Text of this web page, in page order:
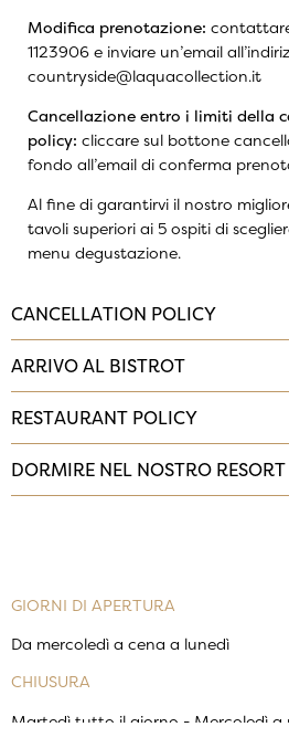
Modifica prenotazione:
1123906 e inviare un’email
countryside@laquacollection.it
Cancellazione entro i limiti della
policy: cliccare sul bottone
fondo all’email di conferma
Al fine di garantirvi il nostro
tavoli superiori ai 5 ospiti di
menu degustazione.
CANCELLATION POLICY
ARRIVO AL BISTROT
RESTAURANT POLICY
DORMIRE NEL NOSTRO RESORT
GIORNI DI APERTURA
Da mercoledì a cena a lunedì
CHIUSURA
Martedì tutto il giorno - Mercoledì a